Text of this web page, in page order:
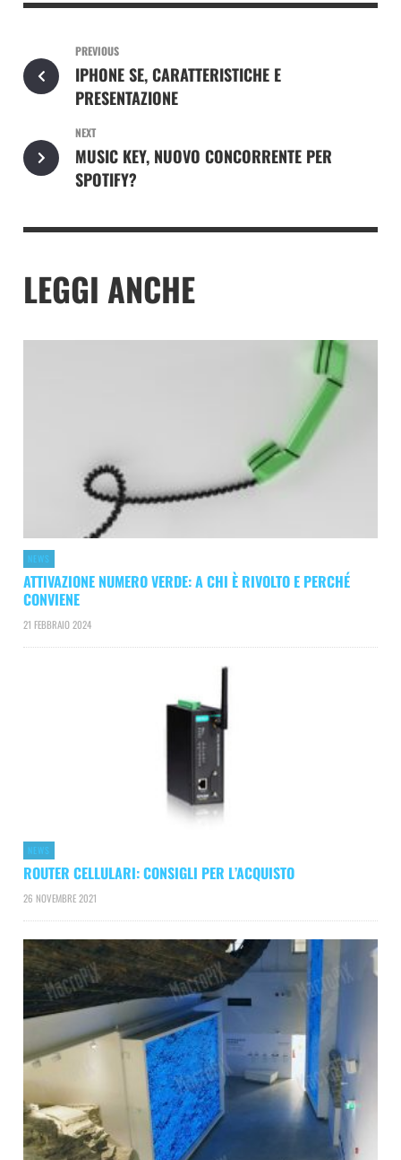
PREVIOUS
IPHONE SE, CARATTERISTICHE E
PRESENTAZIONE
NEXT
MUSIC KEY, NUOVO CONCORRENTE PER
SPOTIFY?
LEGGI ANCHE
NEWS
ATTIVAZIONE NUMERO VERDE: A CHI È RIVOLTO E PERCHÉ
CONVIENE
21 FEBBRAIO 2024
NEWS
ROUTER CELLULARI: CONSIGLI PER L’ACQUISTO
26 NOVEMBRE 2021